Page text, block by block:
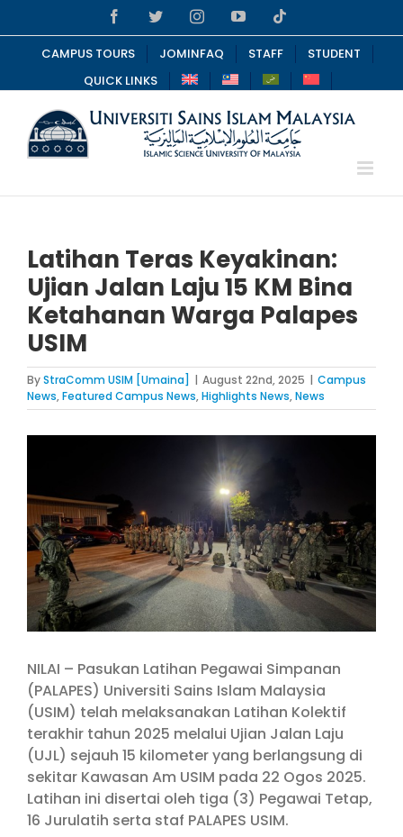
to
content
FacebookTwitterInstagramYouTube
CAMPUS TOURS JOMINFAQ STAFF
STUDENT
QUICK LINKS
Latihan Teras Keyakinan:
Ujian Jalan Laju 15 KM Bina
Ketahanan Warga Palapes
USIM
ByStraComm USIM [Umaina] | August 22nd, 2025 | Campus
News,Featured Campus News,Highlights News,News
NILAI – Pasukan Latihan Pegawai Simpanan
(PALAPES) Universiti Sains Islam Malaysia
(USIM) telah melaksanakan Latihan Kolektif
terakhir tahun 2025 melalui Ujian Jalan Laju
(UJL) sejauh 15 kilometer yang berlangsung di
sekitar Kawasan Am USIM pada 22 Ogos 2025.
Latihan ini disertai oleh tiga (3) Pegawai Tetap,
16 Jurulatih serta staf PALAPES USIM.